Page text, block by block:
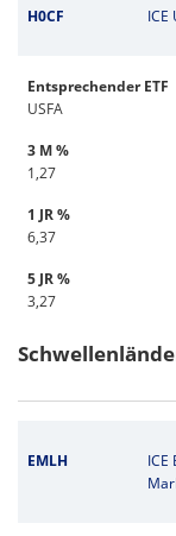
H0CF ICE
Entsprechender ETF
USFA
3 M %
1,27
1 JR %
6,37
5 JR %
3,27
EMLH